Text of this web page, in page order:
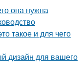
она нужна
такое и для чего
дизайн для вашего